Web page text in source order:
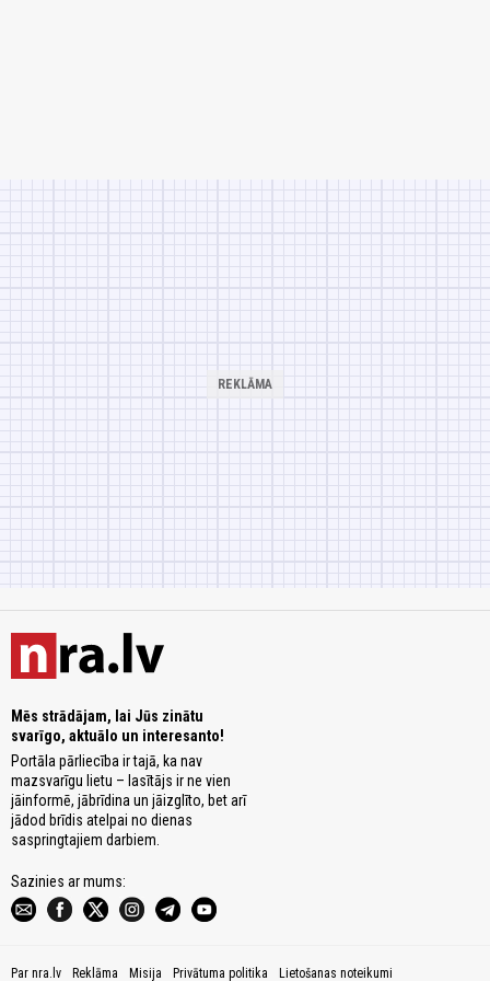
Mēs strādājam, lai Jūs zinātu
svarīgo, aktuālo un interesanto!
Portāla pārliecība ir tajā, ka nav
mazsvarīgu lietu – lasītājs ir ne vien
jāinformē, jābrīdina un jāizglīto, bet arī
jādod brīdis atelpai no dienas
saspringtajiem darbiem.
Sazinies ar mums:
Par nra.lv Reklāma Misija Privātuma politika Lietošanas noteikumi